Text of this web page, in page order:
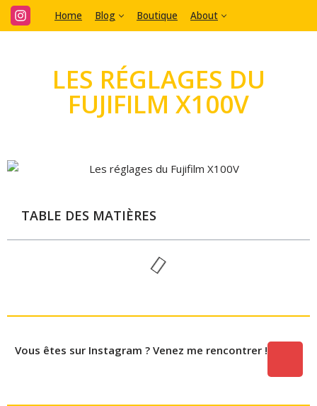
Home Blog Boutique About
LES RÉGLAGES DU
FUJIFILM X100V
TABLE DES MATIÈRES
Vous êtes sur Instagram ? Venez me rencontrer !